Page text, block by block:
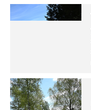
äärellä
ja
huomioivaa
yhteisöllisyyttä